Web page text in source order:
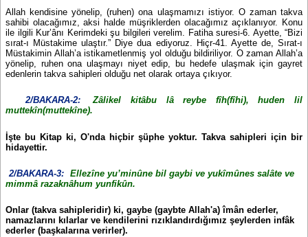
Allah kendisine yönelip, (ruhen) ona ulaşmamızı istiyor. O zaman takva
sahibi olacağımız, aksi halde müşriklerden olacağımız açıklanıyor. Konu
ile ilgili Kur’ânı Kerimdeki şu bilgileri verelim. Fatiha suresi-6. Ayette, “Bizi
sırat-ı Müstakime ulaştır.” Diye dua ediyoruz. Hiçr-41. Ayette de, Sırat-ı
Müstakimin Allah’a istikametlenmiş yol olduğu bildiriliyor. O zaman Allah’a
yönelip, ruhen ona ulaşmayı niyet edip, bu hedefe ulaşmak için gayret
edenlerin takva sahipleri olduğu net olarak ortaya çıkıyor.
2/BAKARA-2:
Zâlikel kitâbu lâ reybe fîh(fîhi), huden lil
muttekîn(muttekîne).
İşte bu Kitap ki, O'nda hiçbir şüphe yoktur. Takva sahipleri için bir
hidayettir.
2/BAKARA-3: Ellezîne yu’minûne bil gaybi ve yukîmûnes salâte ve
mimmâ razaknâhum yunfikûn.
Onlar (takva sahipleridir) ki, gaybe (gaybte Allah'a) îmân ederler,
namazlarını kılarlar ve kendilerini rızıklandırdığımız şeylerden infâk
ederler (başkalarına verirler).